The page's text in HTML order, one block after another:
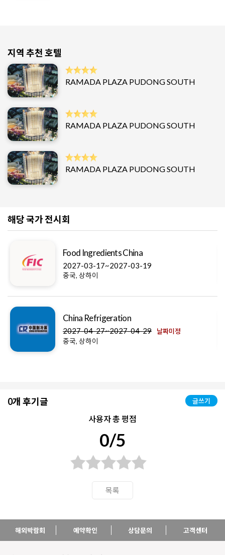
지역 추천 호텔
RAMADA PLAZA PUDONG SOUTH
RAMADA PLAZA PUDONG SOUTH
RAMADA PLAZA PUDONG SOUTH
해당 국가 전시회
Food Ingredients China
2027-03-17~2027-03-19
중국, 상하이
China Refrigeration
2027-04-27~2027-04-29 날짜미정
중국, 상하이
0개 후기글 글쓰기
사용자 총 평점
0/5
목록
해외박람회 예약확인 상담문의 고객센터